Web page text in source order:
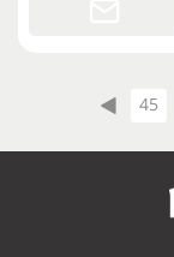
45